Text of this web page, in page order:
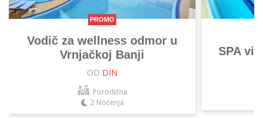
PROMO
Vodič za wellness odmor u
Vrnjačkoj Banji
OD DIN
Porodična
2 Noćenja
SPA